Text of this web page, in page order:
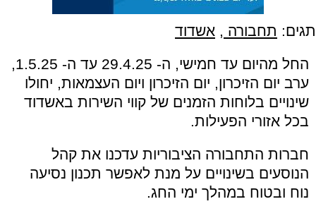
תגים: תחבורה , אשדוד
החל מהיום עד חמישי, ה- 29.4.25 עד ה- 1.5.25,
ערב יום הזיכרון, יום הזיכרון ויום העצמאות, יחולו
שינויים בלוחות הזמנים של קווי השירות באשדוד
בכל אזורי הפעילות.
חברות התחבורה הציבוריות עדכנו את קהל
הנוסעים בשינויים על מנת לאפשר תכנון נסיעה
נוח ובטוח במהלך ימי החג.